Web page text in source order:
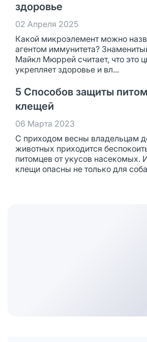
здоровье
02 Апреля 2025
Какой микроэлемент можно
агентом иммунитета?
Майкл Мюррей считает, что это
укрепляет здоровье и вл...
5 Способов защиты
клещей
06 Марта 2023
С приходом весны владельцам
животных приходится
питомцев от укусов насекомых.
клещи опасны не только для